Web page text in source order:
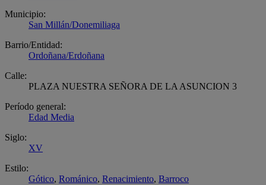
Municipio:
San Millán/Donemiliaga
Barrio/Entidad:
Ordoñana/Erdoñana
Calle:
PLAZA NUESTRA SEÑORA DE LA ASUNCION 3
Período general:
Edad Media
Siglo:
XV
Estilo:
Gótico, Románico, Renacimiento, Barroco